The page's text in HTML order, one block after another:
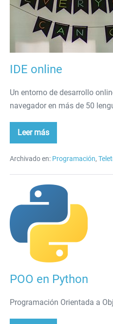
IDE online
Un entorno de desarrollo
navegador en más de 50
Leer más
IDE
online
Archivado en: Programación,
en
Python
POO en Python
Programación Orientada a